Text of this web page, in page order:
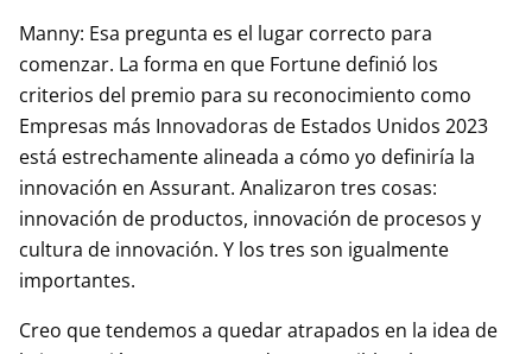
Manny: Esa pregunta es el lugar correcto para
comenzar. La forma en que Fortune definió los
criterios del premio para su reconocimiento como
Empresas más Innovadoras de Estados Unidos 2023
está estrechamente alineada a cómo yo definiría la
innovación en Assurant. Analizaron tres cosas:
innovación de productos, innovación de procesos y
cultura de innovación. Y los tres son igualmente
importantes.
Creo que tendemos a quedar atrapados en la idea de